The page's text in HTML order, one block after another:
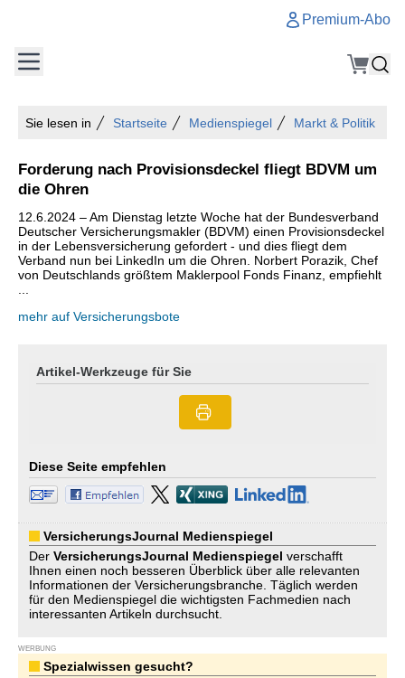
Premium-Abo
Sie lesen in Startseite Medienspiegel Markt & Politik
Forderung nach Provisionsdeckel fliegt BDVM um
die Ohren
12.6.2024 – Am Dienstag letzte Woche hat der Bundesverband
Deutscher Versicherungsmakler (BDVM) einen Provisionsdeckel
in der Lebensversicherung gefordert - und dies fliegt dem
Verband nun bei LinkedIn um die Ohren. Norbert Porazik, Chef
von Deutschlands größtem Maklerpool Fonds Finanz, empfiehlt
mehr auf Versicherungsbote
Artikel-Werkzeuge für Sie
Diese Seite empfehlen
VersicherungsJournal Medienspiegel
Der VersicherungsJournal Medienspiegel verschafft
Ihnen einen noch besseren Überblick über alle relevanten
Informationen der Versicherungsbranche. Täglich werden
für den Medienspiegel die wichtigsten Fachmedien nach
interessanten Artikeln durchsucht.
WERBUNG
Spezialwissen gesucht?